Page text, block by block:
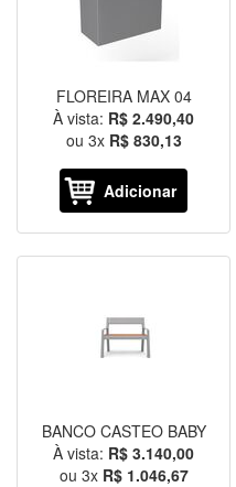
FLOREIRA MAX 04
À vista: R$ 2.490,40
ou 3x R$ 830,13
Adicionar
BANCO CASTEO BABY
À vista: R$ 3.140,00
ou 3x R$ 1.046,67